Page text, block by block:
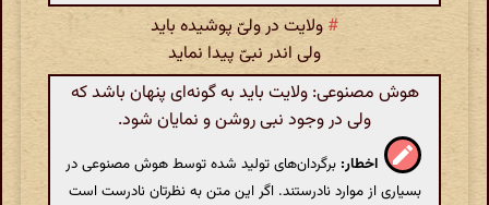
# ولایت در ولیّ پوشیده باید
ولی اندر نبیّ پیدا نماید
هوش مصنوعی: ولایت باید به گونه‌ای پنهان باشد که
ولی در وجود نبی روشن و نمایان شود.
اخطار: برگردان‌های تولید شده توسط هوش مصنوعی در
بسیاری از موارد نادرستند. اگر این متن به نظرتان نادرست است